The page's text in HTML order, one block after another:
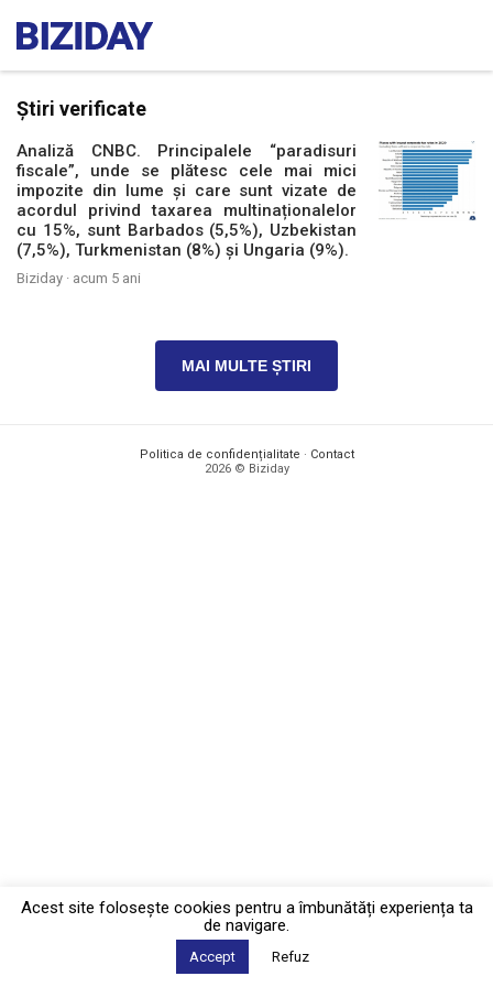
Știri verificate
Analiză CNBC. Principalele “paradisuri
fiscale”, unde se plătesc cele mai mici
impozite din lume și care sunt vizate de
acordul privind taxarea multinaționalelor
cu 15%, sunt Barbados (5,5%), Uzbekistan
(7,5%), Turkmenistan (8%) și Ungaria (9%).
Biziday · acum 5 ani
MAI MULTE ȘTIRI
Politica de confidențialitate · Contact
2026 © Biziday
Acest site foloseşte cookies pentru a îmbunătăți experiența ta
de navigare.
Accept Refuz